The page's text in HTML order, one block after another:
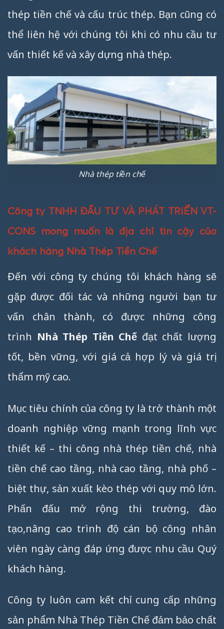
thép tiền chế và cấu trúc thép. Bạn cũng có
thể liên hệ với chúng tôi khi có nhu cầu tư
vấn thiết kế và xây dựng nhà thép.
Nhà thép tiền chế
Công ty TNHH ĐẦU TƯ VÀ PHÁT TRIỂN VT-
CONS mong muốn là địa chỉ tin cậy của
khách hàng Nhà Thép Tiền Chế
Đến với công ty chúng tôi khách hàng sẽ
gặp được đối tác và những người bạn tư
vấn chân thành, có được những công
trình Nhà Thép Tiền Chế đạt chất lượng
tốt, bền vững, với giá cả hợp lý và giá trị
thẩm mỹ cao.
Mục tiêu chính của công ty là trở thành một
doanh nghiệp vững mạnh trong lĩnh vực
thiết kế – thi công nhà thép tiền chế, nhà
tiền chế cao tầng, nhà cao tầng, nhà phố –
biệt thự, sản xuất kèo thép với quy mô lớn.
Phấn đấu mở rộng thi trường, đào
tạo,nâng cao trình độ cán bộ công nhân
viên ngày càng đáp ứng được nhu cầu Quý
khách hàng.
Công ty luôn cam kết chỉ cung cấp những
sản phẩm Nhà Thép Tiền Chế đảm bảo chất